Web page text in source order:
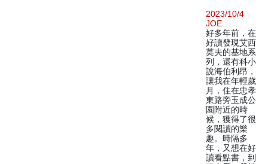
2023/10/4
JOE
好多年前，在
好讀發現艾西
莫夫的基地系
列，還有科小
說海伯利昂，
讓我在年輕歲
月，住在忠孝
東路旁玉成公
園附近的時
候，獲得了很
多閱讀的樂
趣。時隔多
年，又想在好
讀看點書，到